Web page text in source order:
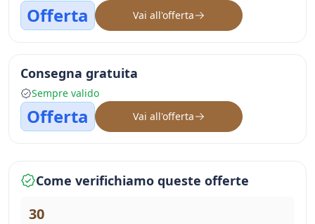
Offerta Vai all'offerta
Consegna gratuita
Sempre valido
Offerta Vai all'offerta
Come verifichiamo queste offerte
30